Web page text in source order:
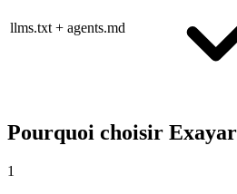
llms.txt + agents.md
Pourquoi choisir
1